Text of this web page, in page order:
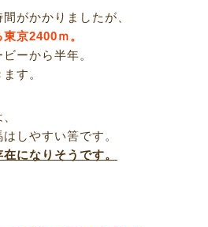
がかかりましたが、
京2400ｍ。
ーから半年。
す。
しやすい筈です。
になりそうです。